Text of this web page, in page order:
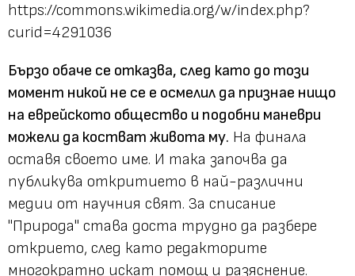
https://commons.wikimedia.org/w/index.php?
curid=4291036
Бързо обаче се отказва, след като до този
момент никой не се е осмелил да признае нищо
на еврейското общество и подобни маневри
можели да костват живота му. На финала
оставя своето име. И така започва да
публикува откритието в най-различни
медии от научния свят. За списание
"Природа" става доста трудно да разбере
открието, след като редакторите
многократно искат помощ и разяснение.